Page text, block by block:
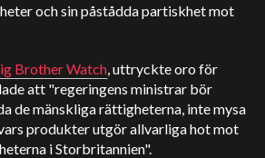
och sin påstådda partiskhet mot
Brother Watch, uttryckte oro för
att "regeringens ministrar bör
de mänskliga rättigheterna, inte mysa
produkter utgör allvarliga hot mot
i Storbritannien".